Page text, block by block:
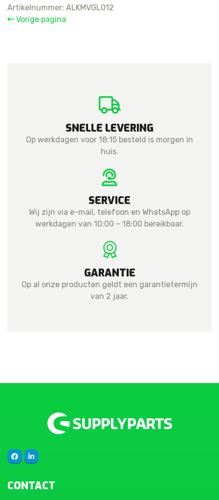
Ultra
Battery
Artikelnummer: ALKMVGL012
Vorige pagina
SNELLE LEVERING
Op werkdagen voor 18:15 besteld is morgen in
huis.
SERVICE
Wij zijn via e-mail, telefoon en WhatsApp op
werkdagen van 10:00 – 18:00 bereikbaar.
GARANTIE
Op al onze producten geldt een garantietermijn
van 2 jaar.
CONTACT